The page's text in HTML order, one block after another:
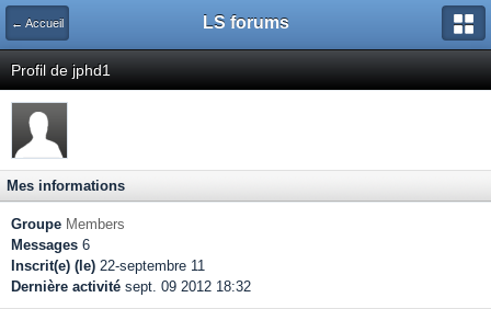
← Accueil LS forums
Profil de jphd1
Mes informations
Groupe Members
Messages 6
Inscrit(e) (le) 22-septembre 11
Dernière activité sept. 09 2012 18:32